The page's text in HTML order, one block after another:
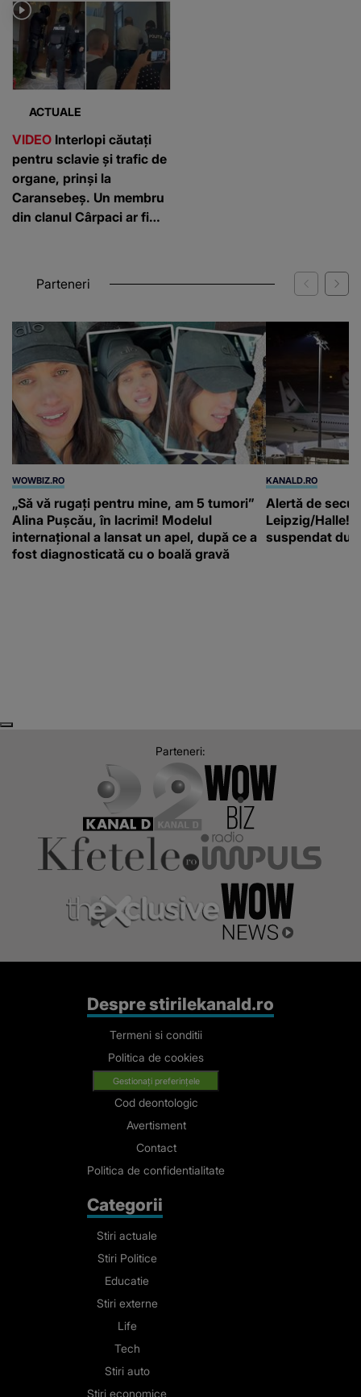
ACTUALE
VIDEO Interlopi căutați
pentru sclavie și trafic de
organe, prinși la
Caransebeș. Un membru
din clanul Cârpaci ar fi
Parteneri
WOWBIZ.RO
„Să vă rugați pentru mine, am 5 tumori”
Alina Pușcău, în lacrimi! Modelul
internațional a lansat un apel, după ce a
fost diagnosticată cu o boală gravă
KANALD.RO
Alertă de
Leipzig/Halle!
suspendat
Parteneri:
Despre stirilekanald.ro
Termeni si conditii
Politica de cookies
Gestionați preferințele
Cod deontologic
Avertisment
Contact
Politica de confidentialitate
Categorii
Stiri actuale
Stiri Politice
Educatie
Stiri externe
Life
Tech
Stiri auto
Stiri economice